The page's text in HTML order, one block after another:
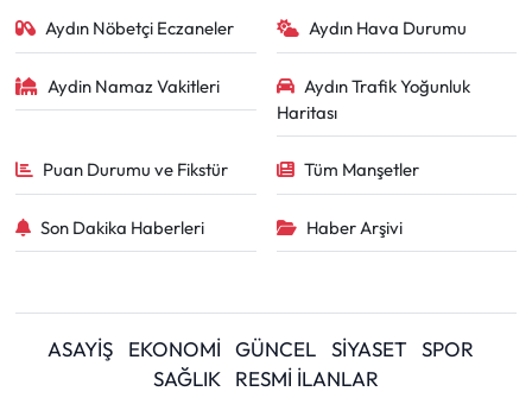
Aydın Nöbetçi Eczaneler Aydın Hava Durumu
Aydin Namaz Vakitleri
Aydın Trafik Yoğunluk
Haritası
Puan Durumu ve Fikstür Tüm Manşetler
Son Dakika Haberleri Haber Arşivi
ASAYİŞ EKONOMİ GÜNCEL SİYASET
SPOR
SAĞLIK
RESMİ İLANLAR